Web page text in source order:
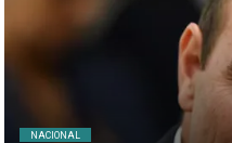
NACIONAL